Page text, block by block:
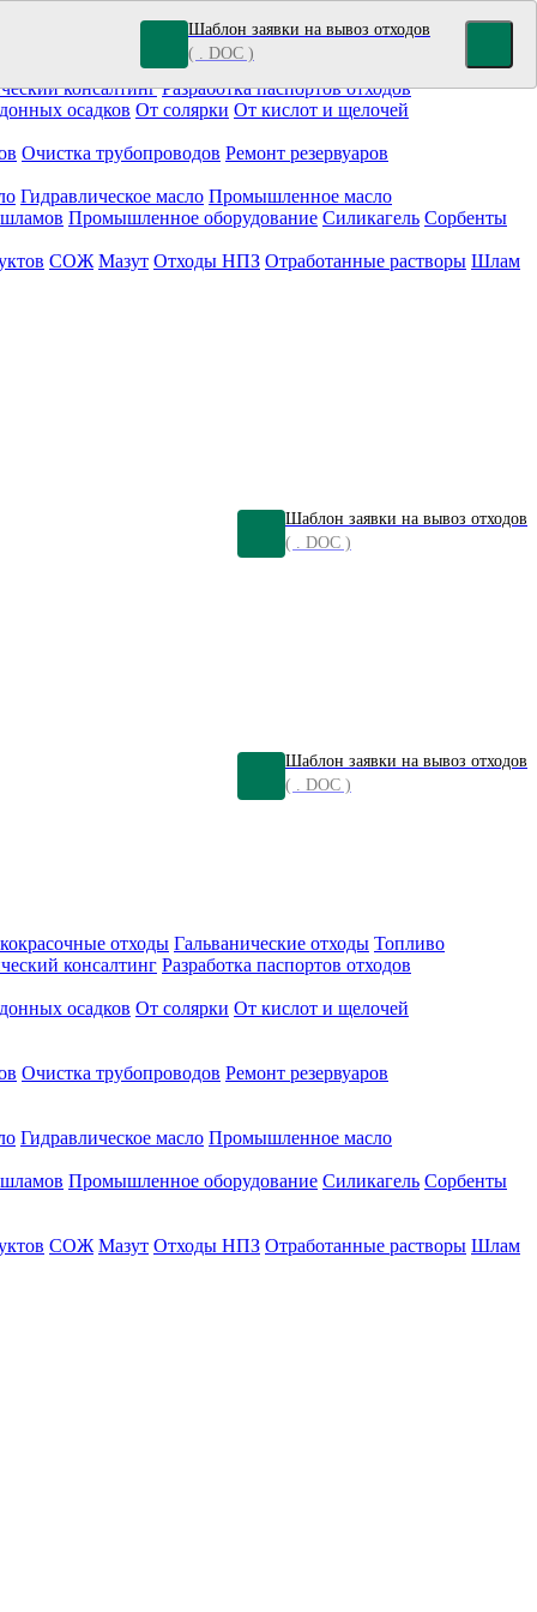
Шаблон заявки на вывоз отходов
( . DOC )
отходы Гальванические отходы
консалтинг Разработка паспортов отходов
осадков От солярки От кислот и щелочей
Очистка трубопроводов Ремонт резервуаров
Гидравлическое масло Промышленное масло
Промышленное оборудование Силикагель Сорбенты
СОЖ Мазут Отходы НПЗ Отработанные растворы Шлам
Шаблон заявки на вывоз отходов
( . DOC )
Шаблон заявки на вывоз отходов
( . DOC )
отходы Гальванические отходы Топливо
консалтинг Разработка паспортов отходов
осадков От солярки От кислот и щелочей
Очистка трубопроводов Ремонт резервуаров
Гидравлическое масло Промышленное масло
Промышленное оборудование Силикагель Сорбенты
СОЖ Мазут Отходы НПЗ Отработанные растворы Шлам